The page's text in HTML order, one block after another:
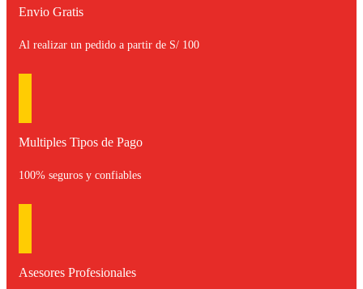
Envio Gratis
Al realizar un pedido a partir de S/ 100
Multiples Tipos de Pago
100% seguros y confiables
Asesores Profesionales